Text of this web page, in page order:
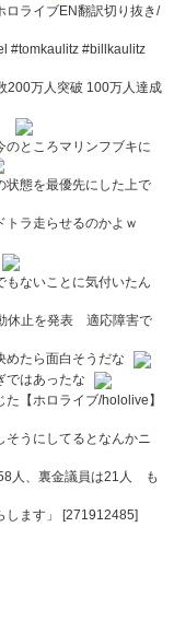
ロライブEN翻訳切り抜き/
#tomkaulitz #billkaulitz
200万人突破 100万人達成
のところマリンフブキに
状態を最優先にした上で
トラ走らせるのかよｗ
もないことに気付いたん
休止を発表 適応障害で
めたら面白そうだな
ではあったな
【ホロライブ/hololive】
そうにしてるとなんかニ
人、裏金議員は21人 も
します」 [271912485]